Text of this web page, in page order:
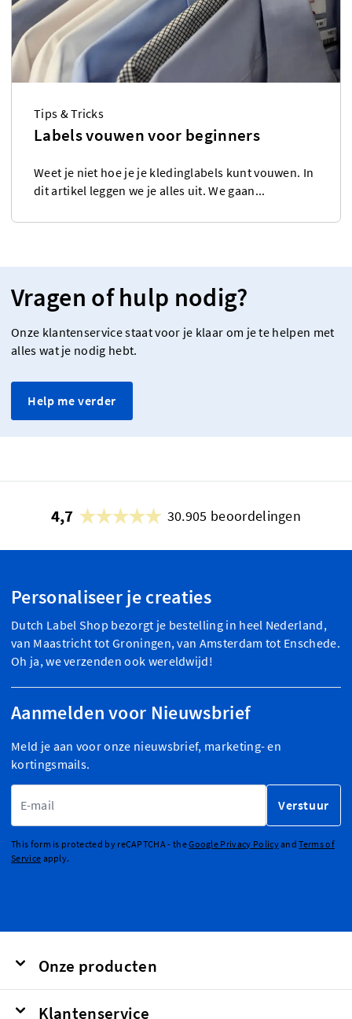
Tips & Tricks
Labels vouwen voor beginners
Weet je niet hoe je je kledinglabels kunt vouwen. In
dit artikel leggen we je alles uit. We gaan...
Vragen of hulp nodig?
Onze klantenservice staat voor je klaar om je te helpen met
alles wat je nodig hebt.
Help me verder
4,7 30.905 beoordelingen
Personaliseer je creaties
Dutch Label Shop bezorgt je bestelling in heel Nederland,
van Maastricht tot Groningen, van Amsterdam tot Enschede.
Oh ja, we verzenden ook wereldwijd!
Aanmelden voor Nieuwsbrief
Meld je aan voor onze nieuwsbrief, marketing- en
kortingsmails.
Verstuur
This form is protected by reCAPTCHA - theGoogle Privacy PolicyandTerms of
Service apply.
Onze producten
Klantenservice